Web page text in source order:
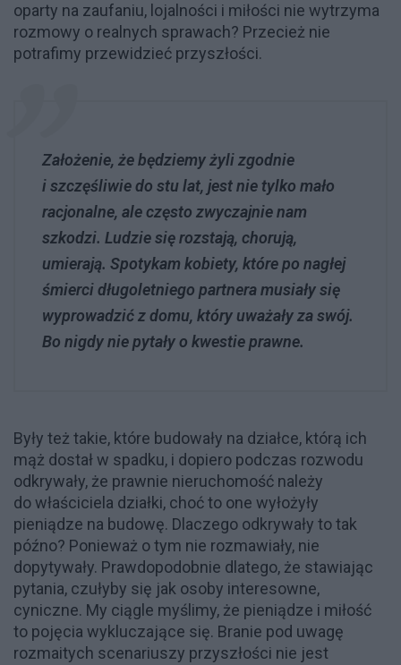
oparty na zaufaniu, lojalności i miłości nie wytrzyma
rozmowy o realnych sprawach? Przecież nie
potrafimy przewidzieć przyszłości.
Założenie, że będziemy żyli zgodnie
i szczęśliwie do stu lat, jest nie tylko mało
racjonalne, ale często zwyczajnie nam
szkodzi. Ludzie się rozstają, chorują,
umierają. Spotykam kobiety, które po nagłej
śmierci długoletniego partnera musiały się
wyprowadzić z domu, który uważały za swój.
Bo nigdy nie pytały o kwestie prawne.
Były też takie, które budowały na działce, którą ich
mąż dostał w spadku, i dopiero podczas rozwodu
odkrywały, że prawnie nieruchomość należy
do właściciela działki, choć to one wyłożyły
pieniądze na budowę. Dlaczego odkrywały to tak
późno? Ponieważ o tym nie rozmawiały, nie
dopytywały. Prawdopodobnie dlatego, że stawiając
pytania, czułyby się jak osoby interesowne,
cyniczne. My ciągle myślimy, że pieniądze i miłość
to pojęcia wykluczające się. Branie pod uwagę
rozmaitych scenariuszy przyszłości nie jest